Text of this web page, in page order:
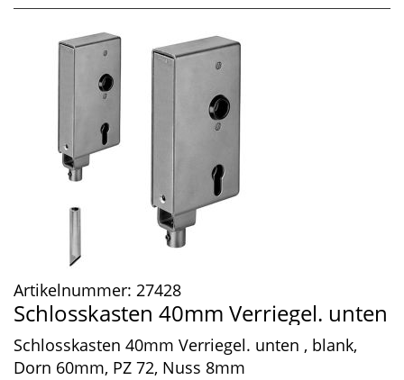
Artikelnummer: 27428
Schlosskasten 40mm Verriegel. unten
Schlosskasten 40mm Verriegel. unten , blank,
Dorn 60mm, PZ 72, Nuss 8mm